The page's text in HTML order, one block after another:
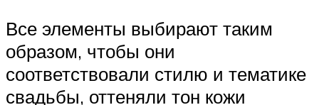
Все элементы выбирают таким
образом, чтобы они
соответствовали стилю и тематике
свадьбы, оттеняли тон кожи